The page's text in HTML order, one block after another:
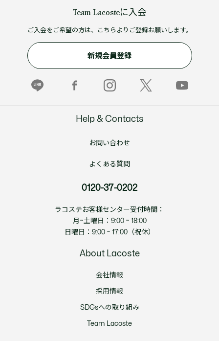
Team Lacosteに入会
ご入会をご希望の方は、こちらよりご登録お願いします。
新規会員登録
Help & Contacts
お問い合わせ
よくある質問
0120-37-0202
ラコステお客様センター受付時間：
月~土曜日：9:00 ~ 18:00
日曜日：9:00 ~ 17:00（祝休）
About Lacoste
会社情報
採用情報
SDGsへの取り組み
Team Lacoste